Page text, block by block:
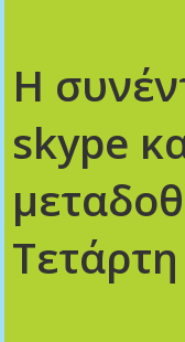
Η
skype